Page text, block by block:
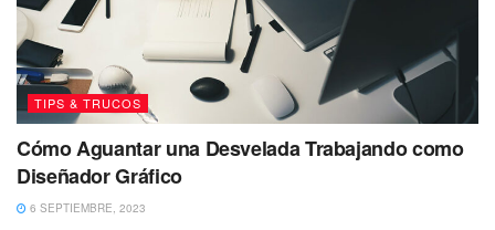
TIPS & TRUCOS
Cómo Aguantar una Desvelada Trabajando como
Diseñador Gráfico
6 SEPTIEMBRE, 2023